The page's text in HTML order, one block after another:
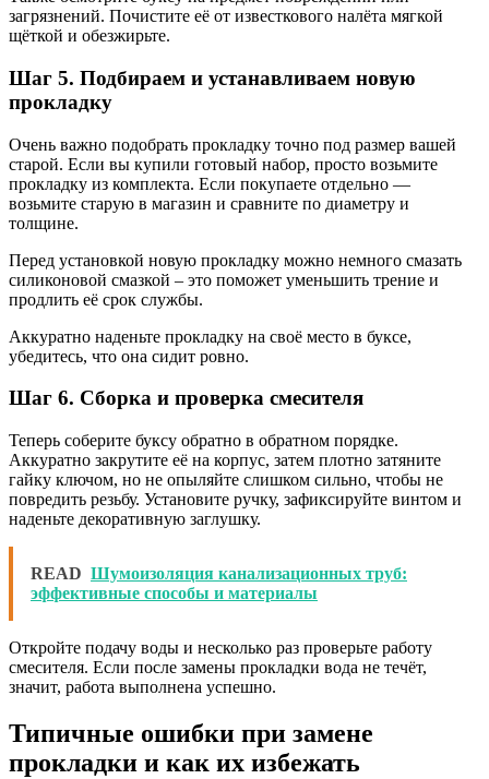
загрязнений. Почистите её от известкового налёта мягкой
щёткой и обезжирьте.
Шаг 5. Подбираем и устанавливаем новую
прокладку
Очень важно подобрать прокладку точно под размер вашей
старой. Если вы купили готовый набор, просто возьмите
прокладку из комплекта. Если покупаете отдельно —
возьмите старую в магазин и сравните по диаметру и
толщине.
Перед установкой новую прокладку можно немного смазать
силиконовой смазкой – это поможет уменьшить трение и
продлить её срок службы.
Аккуратно наденьте прокладку на своё место в буксе,
убедитесь, что она сидит ровно.
Шаг 6. Сборка и проверка смесителя
Теперь соберите буксу обратно в обратном порядке.
Аккуратно закрутите её на корпус, затем плотно затяните
гайку ключом, но не опыляйте слишком сильно, чтобы не
повредить резьбу. Установите ручку, зафиксируйте винтом и
наденьте декоративную заглушку.
READ Шумоизоляция канализационных труб:
эффективные способы и материалы
Откройте подачу воды и несколько раз проверьте работу
смесителя. Если после замены прокладки вода не течёт,
значит, работа выполнена успешно.
Типичные ошибки при замене
прокладки и как их избежать